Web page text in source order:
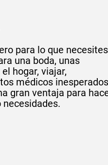
para lo que
una boda, unas
hogar, viajar,
médicos
gran ventaja para